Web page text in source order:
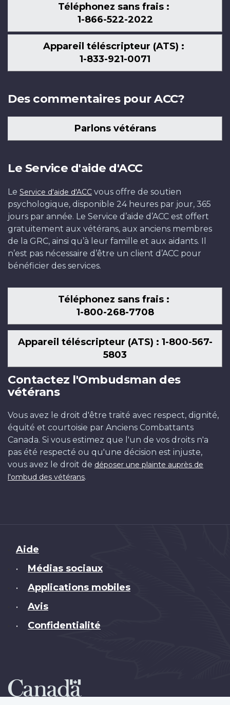
Téléphonez sans frais :
1-866-522-2022
Appareil téléscripteur (ATS) :
1-833-921-0071
Des commentaires pour ACC?
Parlons vétérans
Le Service d'aide d'ACC
Le Service d'aide d'ACC vous offre de soutien
psychologique, disponible 24 heures par jour, 365
jours par année. Le Service d’aide d’ACC est offert
gratuitement aux vétérans, aux anciens membres
de la GRC, ainsi qu’à leur famille et aux aidants. Il
n’est pas nécessaire d’être un client d’ACC pour
bénéficier des services.
Téléphonez sans frais :
1-800-268-7708
Appareil téléscripteur (ATS) : 1-800-567-
5803
Contactez l'Ombudsman des
vétérans
Vous avez le droit d'être traité avec respect, dignité,
équité et courtoisie par Anciens Combattants
Canada. Si vous estimez que l'un de vos droits n'a
pas été respecté ou qu'une décision est injuste,
vous avez le droit de déposer une plainte auprès de
l'ombud des vétérans.
Brand
Aide
• Médias sociaux
• Applications mobiles
• Avis
• Confidentialité